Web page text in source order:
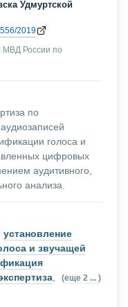
Удмуртской
2019
МВД России по
по
голоса и
цифровых
аудитивного,
анализа.
установление
и звучащей
(еще 2 ... )